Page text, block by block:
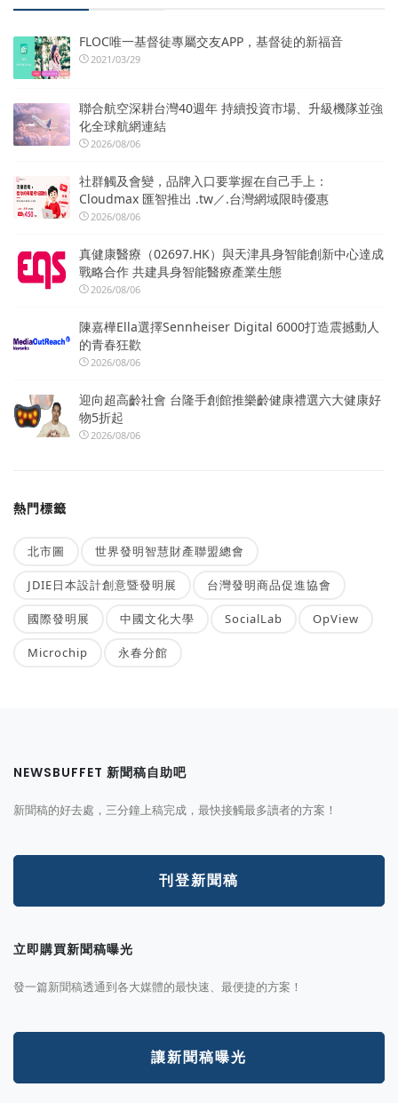
FLOC唯一基督徒專屬交友APP，基督徒的新福音
2021/03/29
聯合航空深耕台灣40週年 持續投資市場、升級機隊並強
化全球航網連結
2026/08/06
社群觸及會變，品牌入口要掌握在自己手上：
Cloudmax 匯智推出 .tw／.台灣網域限時優惠
2026/08/06
真健康醫療（02697.HK）與天津具身智能創新中心達成
戰略合作 共建具身智能醫療產業生態
2026/08/06
陳嘉樺Ella選擇Sennheiser Digital 6000打造震撼動人
的青春狂歡
2026/08/06
迎向超高齡社會 台隆手創館推樂齡健康禮選六大健康好
物5折起
2026/08/06
熱門標籤
北市圖 世界發明智慧財產聯盟總會
JDIE日本設計創意暨發明展 台灣發明商品促進協會
國際發明展 中國文化大學 SocialLab OpView
Microchip 永春分館
NEWSBUFFET 新聞稿自助吧
新聞稿的好去處，三分鐘上稿完成，最快接觸最多讀者的方案！
刊登新聞稿
立即購買新聞稿曝光
發一篇新聞稿透通到各大媒體的最快速、最便捷的方案！
讓新聞稿曝光